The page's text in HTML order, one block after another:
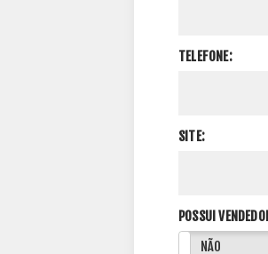
TELEFONE:
SITE:
POSSUI
NÃO